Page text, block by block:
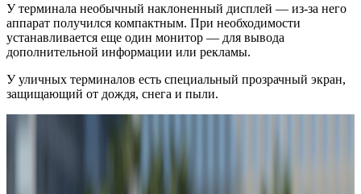
У терминала необычный наклоненный дисплей — из-за него
аппарат получился компактным. При необходимости
устанавливается еще один монитор — для вывода
дополнительной информации или рекламы.
У уличных терминалов есть специальный прозрачный экран,
защищающий от дождя, снега и пыли.